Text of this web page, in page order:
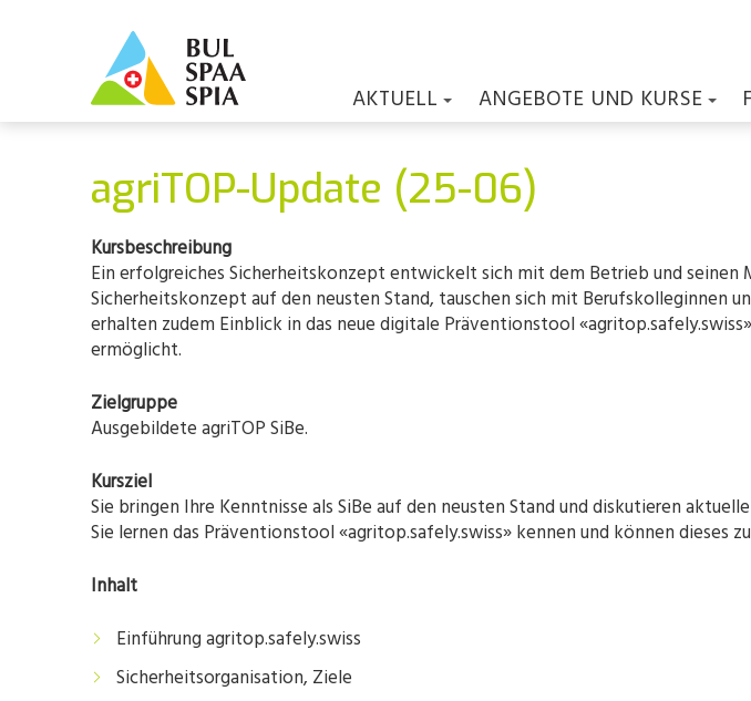
AKTUELL ANGEBOTE UND KURSE
agriTOP-Update (25-06)
Kursbeschreibung
Ein erfolgreiches Sicherheitskonzept entwickelt sich mit dem Betrieb und seinen
Sicherheitskonzept auf den neusten Stand, tauschen sich mit Berufskolleginnen
erhalten zudem Einblick in das neue digitale Präventionstool
ermöglicht.
Zielgruppe
Ausgebildete agriTOP SiBe.
Kursziel
Sie bringen Ihre Kenntnisse als SiBe auf den neusten Stand und diskutieren
Sie lernen das Präventionstool «agritop.safely.swiss» kennen und können
Inhalt
Einführung agritop.safely.swiss
Sicherheitsorganisation, Ziele